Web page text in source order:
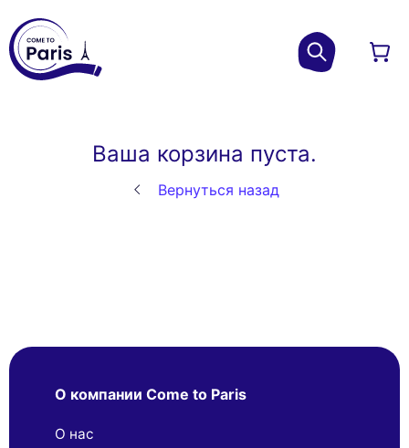
Ваша корзина пуста.
Вернуться назад
О компании Come to Paris
О нас